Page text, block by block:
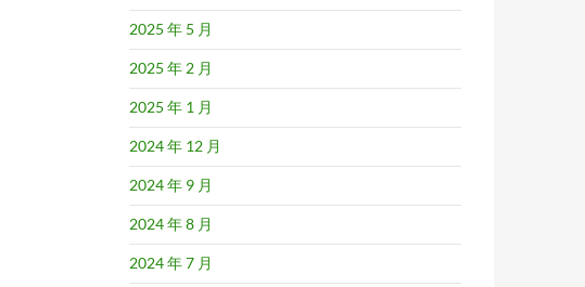
2025 年 5 月
2025 年 2 月
2025 年 1 月
2024 年 12 月
2024 年 9 月
2024 年 8 月
2024 年 7 月